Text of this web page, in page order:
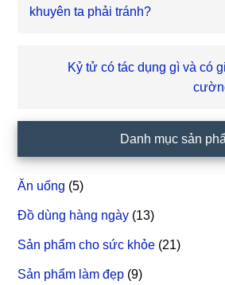
viết
khuyên ta phải tránh?
Bài
Kỷ tử có tác dụng gì và có
chính
Danh mục sản
Ăn uống (5)
Đồ dùng hàng ngày (13)
Sản phẩm cho sức khỏe (21)
Sản phẩm làm đẹp (9)